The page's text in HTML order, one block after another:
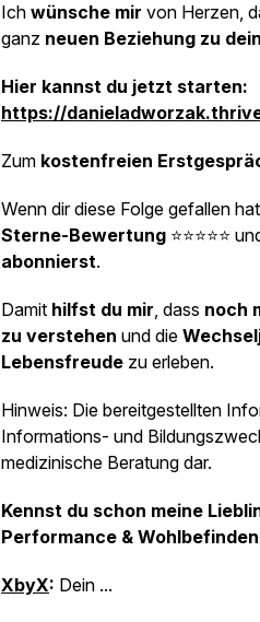
Ich wünsche mir von Herzen,
ganz neuen Beziehung zu
Hier kannst du jetzt starten:
https://
Zum kostenfreien
Wenn dir diese Folge gefallen
Sterne-Bewertung ⭐⭐⭐⭐⭐
abonnierst.
Damit hilfst du mir, dass noch
zu verstehen und die
Lebensfreude zu erleben.
Hinweis: Die bereitgestellten
Informations- und
medizinische Beratung dar.
Kennst du schon meine
Performance &
XbyX: Dein ...